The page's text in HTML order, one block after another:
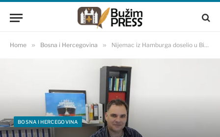
Home » Bosna i Hercegovina » Nijemac iz Hamburga doselio u BiH i otvorio firmu: “Divni ljudi, priroda i poslovna šansa”
BOSNA I HERCEGOVINA